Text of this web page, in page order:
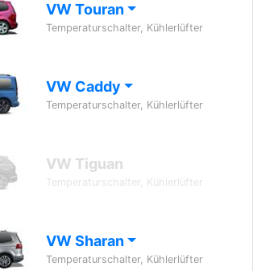
VW Touran
Temperaturschalter, Kühlerlüfter
VW Caddy
Temperaturschalter, Kühlerlüfter
VW Tiguan
Temperaturschalter, Kühlerlüfter
VW Sharan
Temperaturschalter, Kühlerlüfter